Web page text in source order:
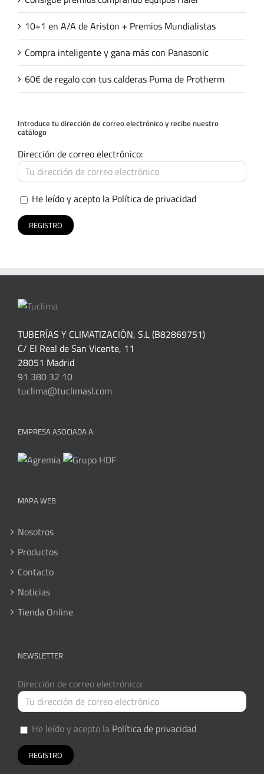
10+1 en A/A de Ariston + Premios Mundialistas
Compra inteligente y gana más con Panasonic
60€ de regalo con tus calderas Puma de Protherm
Introduce tu dirección de correo electrónico y recibe nuestro
catálogo
Dirección de correo electrónico:
He leído y acepto la Política de privacidad
TUBERÍAS Y CLIMATIZACIÓN, S.L (B82869751)
C/ El Real de San Vicente, 11
28051 Madrid
91 380 32 10
tuclima@tuclimasl.com
EMPRESA ASOCIADA A:
MAPA WEB
Nosotros
Productos
Contacto
Noticias
Tienda Online
NEWSLETTER
Dirección de correo electrónico:
He leído y acepto la Política de privacidad